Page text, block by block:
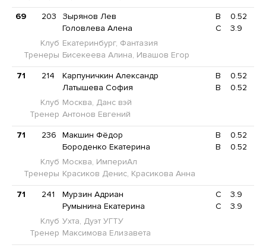
69 203 Зырянов Лев B
0.52
Головлева Алена
C
3.9
Клуб Екатеринбург, Фантазия
Тренеры Бисекеева Алина, Ивашов Егор
71 214 Карпуничкин Александр B
0.52
Латышева София
B
0.52
Клуб Москва, Данс вэй
Тренер Антонов Евгений
71 236 Макшин Фёдор B
0.52
Бороденко Екатерина
B
0.52
Клуб Москва, ИмпериАл
Тренеры Красиков Денис, Красикова Анна
71 241 Мурзин Адриан C
3.9
Румынина Екатерина
C
3.9
Клуб Ухта, Дуэт УГТУ
Тренер Максимова Елизавета